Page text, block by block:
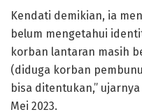
Kendati demikian, ia
belum mengetahui
korban lantaran masih
(diduga korban
bisa ditentukan,”
Mei 2023.